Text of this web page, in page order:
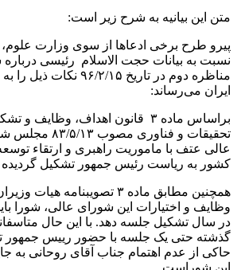
متن این بیانیه‌ به شرح زیر است:
پیرو طرح برخی ادعاها از سوی وزارت
نسبت به بیانات حجت الاسلام رئیسی
مناظره دوم در تاریخ ۹۶/
ایران می‌رساند:
براساس ماده ۳ قانون اهداف،
تحقیقات و
عالی عتف با ماموریت راهبری و ارتقاء
کشور به ریاست رئیس جمهور تشکیل
همچنین مطابق ماده ۳ تصویبنامه
وظایف و اختیارات این شورای عالی، شورا
در سال تشکیل جلسه دهد. با این حال
گذشته حتی یک جلسه با حضور رییس جمهور
حاکی از عدم اهتمام جناب آقای روحانی به
این شوراست.